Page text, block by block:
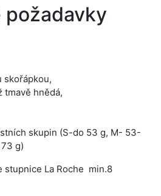
požadavky
skořápkou,
tmavě hnědá,
skupin (S-do 53 g, M- 53-
g)
stupnice La Roche min.8